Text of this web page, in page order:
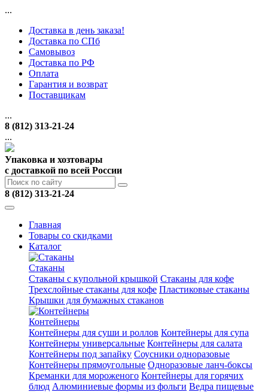
...
Доставка в день заказа!
Доставка по СПб
Самовывоз
Доставка по РФ
Оплата
Гарантия и возврат
Поставщикам
...
8 (812) 313-21-24
...
Упаковка и хозтовары
с доставкой по всей России
8 (812) 313-21-24
Главная
Товары со скидками
Каталог
Стаканы
Стаканы с купольной крышкой Стаканы для кофе
Трехслойные стаканы для кофе Пластиковые стаканы
Крышки для бумажных стаканов
Контейнеры
Контейнеры для суши и роллов Контейнеры для супа
Контейнеры универсальные Контейнеры для салата
Контейнеры под запайку Соусники одноразовые
Контейнеры прямоугольные Одноразовые ланч-боксы
Креманки для мороженого Контейнеры для горячих
блюд Алюминиевые формы из фольги Ведра пищевые